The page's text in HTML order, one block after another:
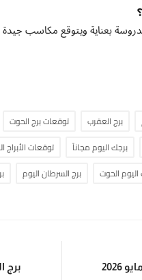
بعناية ويتوقع مكاسب
برج العقرب توقعات برج الحوت
برجك اليوم مجاناً توقعات الأبراج
الحوت برج السرطان اليوم
برج